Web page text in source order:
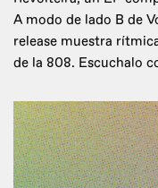
A modo de lado B de
release muestra
de la 808. Escuchalo